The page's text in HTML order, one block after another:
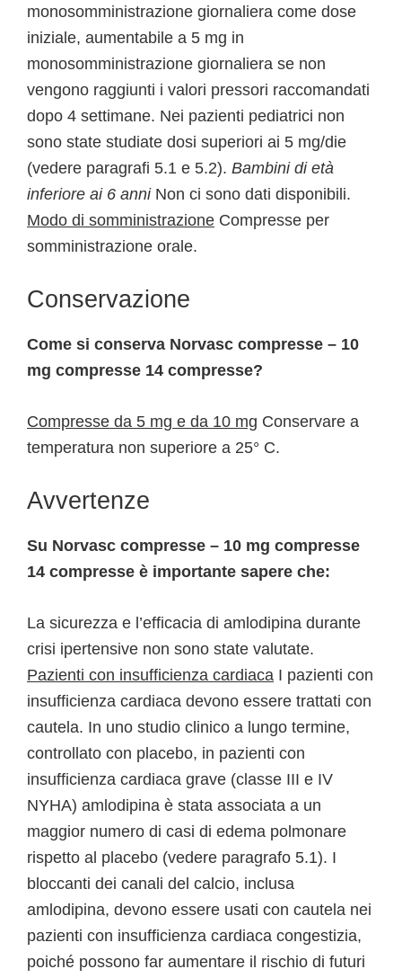
monosomministrazione giornaliera come dose
iniziale, aumentabile a 5 mg in
monosomministrazione giornaliera se non
vengono raggiunti i valori pressori raccomandati
dopo 4 settimane. Nei pazienti pediatrici non
sono state studiate dosi superiori ai 5 mg/die
(vedere paragrafi 5.1 e 5.2). Bambini di età
inferiore ai 6 anniNon ci sono dati disponibili.
Modo di somministrazione Compresse per
somministrazione orale.
Conservazione
Come si conserva Norvasc compresse – 10
mg compresse 14 compresse?
Compresse da 5 mg e da 10 mg Conservare a
temperatura non superiore a 25° C.
Avvertenze
Su Norvasc compresse – 10 mg compresse
14 compresse è importante sapere che:
La sicurezza e l’efficacia di amlodipina durante
crisi ipertensive non sono state valutate.
Pazienti con insufficienza cardiaca I pazienti con
insufficienza cardiaca devono essere trattati con
cautela. In uno studio clinico a lungo termine,
controllato con placebo, in pazienti con
insufficienza cardiaca grave (classe III e IV
NYHA) amlodipina è stata associata a un
maggior numero di casi di edema polmonare
rispetto al placebo (vedere paragrafo 5.1). I
bloccanti dei canali del calcio, inclusa
amlodipina, devono essere usati con cautela nei
pazienti con insufficienza cardiaca congestizia,
poiché possono far aumentare il rischio di futuri